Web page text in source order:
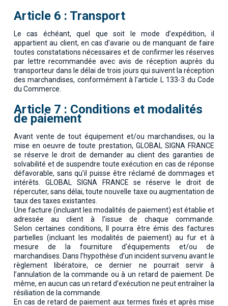
Article 6 : Transport
Le cas échéant, quel que soit le mode d’expédition, il
appartient au client, en cas d’avarie ou de manquant de faire
toutes constatations nécessaires et de confirmer les réserves
par lettre recommandée avec avis de réception auprès du
transporteur dans le délai de trois jours qui suivent la réception
des marchandises, conformément à l’article L 133-3 du Code
du Commerce.
Article 7 : Conditions et modalités
de paiement
Avant vente de tout équipement et/ou marchandises, ou la
mise en oeuvre de toute prestation, GLOBAL SIGNA FRANCE
se réserve le droit de demander au client des garanties de
solvabilité et de suspendre toute exécution en cas de réponse
défavorable, sans qu’il puisse être réclamé de dommages et
intérêts. GLOBAL SIGNA FRANCE se réserve le droit de
répercuter, sans délai, toute nouvelle taxe ou augmentation de
taux des taxes existantes.
Une facture (incluant les modalités de paiement) est établie et
adressée au client à l’issue de chaque commande.
Selon certaines conditions, Il pourra être émis des factures
partielles (incluant les modalités de paiement) au fur et à
mesure de la fourniture d’équipements et/ou de
marchandises. Dans l’hypothèse d’un incident survenu avant le
règlement libératoire, ce dernier ne pourrait servir à
l’annulation de la commande ou à un retard de paiement. De
même, en aucun cas un retard d’exécution ne peut entraîner la
résiliation de la commande.
En cas de retard de paiement aux termes fixés et après mise